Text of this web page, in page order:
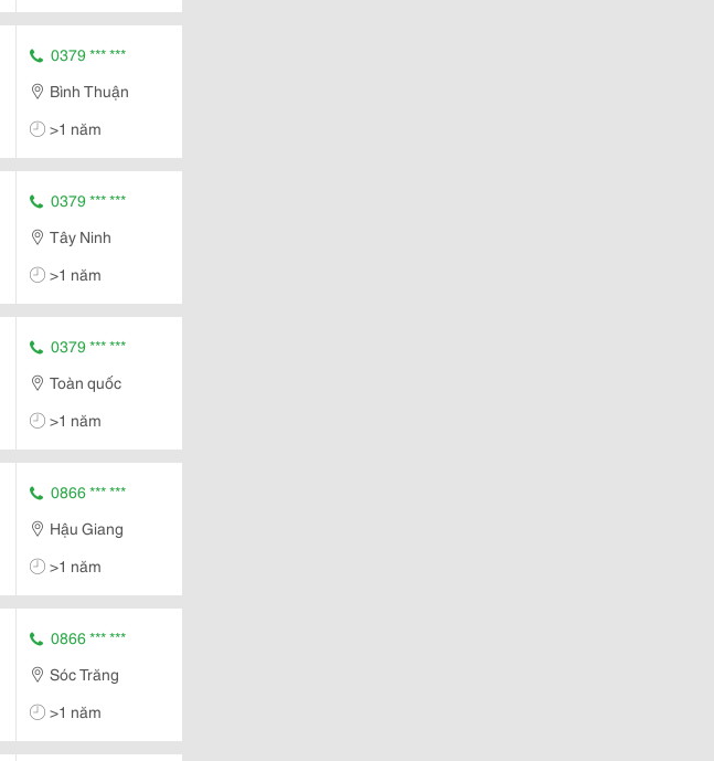
0379 *** ***
Bình Thuận
>1 năm
0379 *** ***
Tây Ninh
>1 năm
0379 *** ***
Toàn quốc
>1 năm
0866 *** ***
Hậu Giang
>1 năm
0866 *** ***
Sóc Trăng
>1 năm